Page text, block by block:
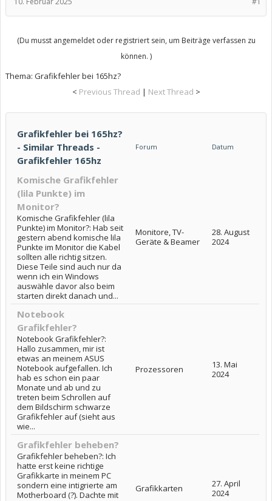
(Du musst angemeldet oder registriert sein, um Beiträge verfassen zu
können. )
Thema: Grafikfehler bei 165hz?
< Previous Thread | Next Thread >
Grafikfehler bei 165hz?
- Similar Threads -
Grafikfehler 165hz
Forum Datum
Komische Grafikfehler
(lila Punkte) im
Monitor?
Komische Grafikfehler (lila
Punkte) im Monitor?: Hab seit
gestern abend komische lila
Punkte im Monitor die Kabel
sollten alle richtig sitzen.
Diese Teile sind auch nur da
wenn ich ein Windows
auswähle davor also beim
starten direkt danach und...
Monitore, TV-
Geräte & Beamer
28. August
2024
Notebook
Grafikfehler?
Notebook Grafikfehler?:
Hallo zusammen, mir ist
etwas an meinem ASUS
Notebook aufgefallen. Ich
hab es schon ein paar
Monate und ab und zu
treten beim Schrollen auf
dem Bildschirm schwarze
Grafikfehler auf (sieht aus
wie...
Prozessoren
13. Mai
2024
Grafikfehler beheben?
Grafikfehler beheben?: Ich
hatte erst keine richtige
Grafikkarte in meinem PC
sondern eine intigrierte am
Motherboard (?). Dachte mit
Grafikkarten
27. April
2024